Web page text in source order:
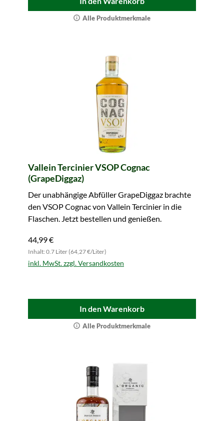
Alle Produktmerkmale
Vallein Tercinier VSOP Cognac
(GrapeDiggaz)
Der unabhängige Abfüller GrapeDiggaz brachte
den VSOP Cognac von Vallein Tercinier in die
Flaschen. Jetzt bestellen und genießen.
44,99 €
Inhalt: 0.7 Liter (64,27 €/Liter)
inkl. MwSt. zzgl. Versandkosten
In den Warenkorb
Alle Produktmerkmale